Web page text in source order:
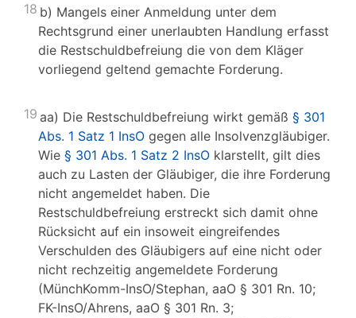
18 b) Mangels einer Anmeldung unter dem
Rechtsgrund einer unerlaubten Handlung erfasst
die Restschuldbefreiung die von dem Kläger
vorliegend geltend gemachte Forderung.
19 aa) Die Restschuldbefreiung wirkt gemäß § 301
Abs. 1 Satz 1 InsO gegen alle Insolvenzgläubiger.
Wie § 301 Abs. 1 Satz 2 InsO klarstellt, gilt dies
auch zu Lasten der Gläubiger, die ihre Forderung
nicht angemeldet haben. Die
Restschuldbefreiung erstreckt sich damit ohne
Rücksicht auf ein insoweit eingreifendes
Verschulden des Gläubigers auf eine nicht oder
nicht rechzeitig angemeldete Forderung
(MünchKomm-InsO/Stephan, aaO § 301 Rn. 10;
FK-InsO/Ahrens, aaO § 301 Rn. 3;